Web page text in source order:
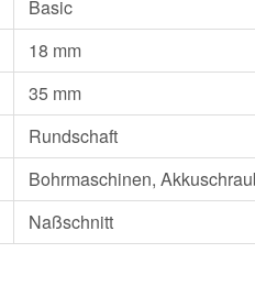
Basic
18 mm
35 mm
Rundschaft
Bohrmaschinen,
Naßschnitt